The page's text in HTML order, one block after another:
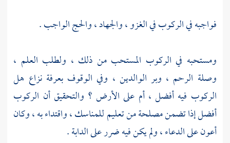
فواجبه في الركوب في الغزو ، والجهاد ، والحج الواجب .
ومستحبه في الركوب المستحب من ذلك ، ولطلب العلم ،
وصلة الرحم ، وبر الوالدين ، وفي الوقوف بعرفة نزاع هل
الركوب فيه أفضل ، أم على الأرض ؟ والتحقيق أن الركوب
أفضل إذا تضمن مصلحة من تعليم للمناسك ، واقتداء به ، وكان
أعون على الدعاء ، ولم يكن فيه ضرر على الدابة .